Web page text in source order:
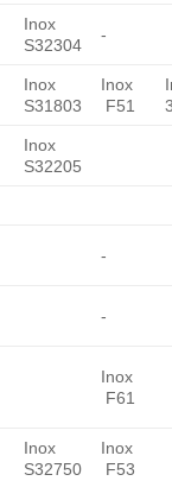
Inox
S32304
-
Inox
S31803
Inox
F51
Inox
S32205
-
-
Inox
F61
Inox
S32750
Inox
F53